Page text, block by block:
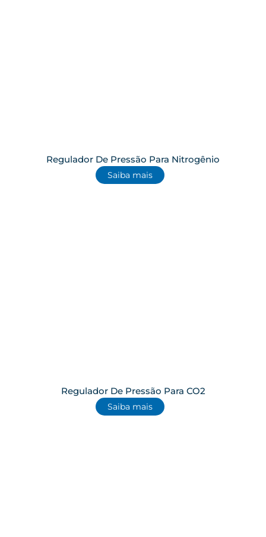
Regulador De Pressão Para Nitrogênio
Saiba mais
Regulador De Pressão Para CO2
Saiba mais